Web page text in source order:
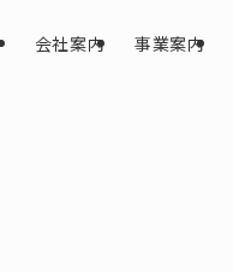
会社案内 事業案内